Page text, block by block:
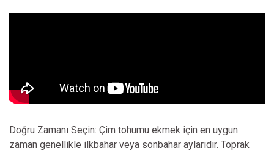
Doğru Zamanı Seçin: Çim tohumu ekmek için en uygun
zaman genellikle ilkbahar veya sonbahar aylarıdır. Toprak